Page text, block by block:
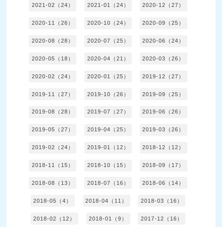
2021-02（24） 2021-01（24） 2020-12（27）
2020-11（26） 2020-10（24） 2020-09（25）
2020-08（28） 2020-07（25） 2020-06（24）
2020-05（18） 2020-04（21） 2020-03（26）
2020-02（24） 2020-01（25） 2019-12（27）
2019-11（27） 2019-10（26） 2019-09（25）
2019-08（28） 2019-07（27） 2019-06（26）
2019-05（27） 2019-04（25） 2019-03（26）
2019-02（24） 2019-01（12） 2018-12（12）
2018-11（15） 2018-10（15） 2018-09（17）
2018-08（13） 2018-07（16） 2018-06（14）
2018-05（4） 2018-04（11） 2018-03（16）
2018-02（12） 2018-01（9） 2017-12（16）